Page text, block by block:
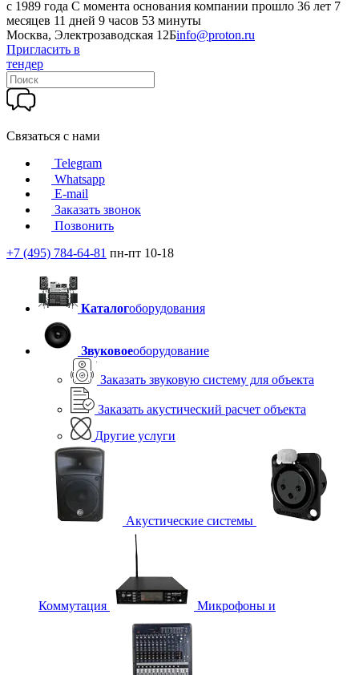
c 1989 года С момента основания компании прошло 36 лет 7
месяцев 11 дней 9 часов 53 минуты
Москва, Электрозаводская 12Бinfo@proton.ru
Пригласить в
тендер
Связаться с нами
Telegram
Whatsapp
E-mail
Заказать звонок
Позвонить
+7 (495) 784-64-81 пн-пт 10-18
Каталогоборудования
Звуковоеоборудование
Заказать звуковую систему для объекта
Заказать акустический расчет объекта
Другие услуги
Акустические системы
Коммутация Микрофоны и